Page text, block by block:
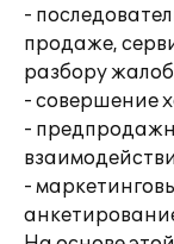
-
продаже,
разбору
- совершение
-
-